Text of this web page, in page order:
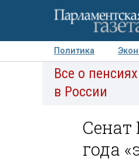
Политика
Авторы
Все о пенсиях
в России
года